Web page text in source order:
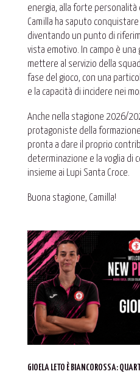
energia, alla forte personalità
Camilla ha saputo
diventando un punto di
vista emotivo. In campo è una
mettere al servizio della
fase del gioco, con una
e la capacità di incidere nei
Anche nella stagione 2026/
protagoniste della
pronta a dare il proprio
determinazione e la voglia di
insieme ai Lupi Santa Croce.
Buona stagione, Camilla!
GIOELA LETO È BIANCOROSSA: